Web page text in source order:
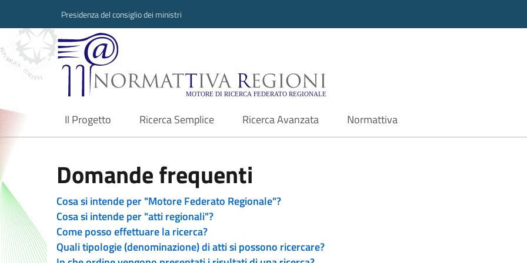
Presidenza del consiglio dei ministri
Normattiva Regioni - Motore di ricerca
Il Progetto
current Ricerca Semplice Ricerca Avanzata Normattiva
Domande frequenti
Cosa si intende per "Motore Federato Regionale"?
Cosa si intende per "atti regionali"?
Come posso effettuare la ricerca?
Quali tipologie (denominazione) di atti si possono ricercare?